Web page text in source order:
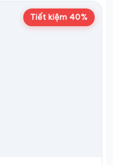
Tiết kiệm 40%